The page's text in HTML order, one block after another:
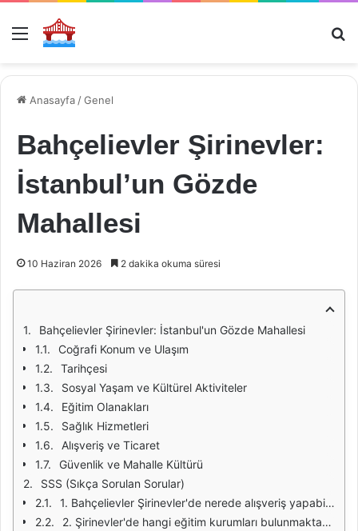
Menü
Anasayfa /Genel
Bahçelievler Şirinevler:
İstanbul’un Gözde
Mahallesi
10 Haziran 2026 2 dakika okuma süresi
Bahçelievler Şirinevler: İstanbul'un Gözde Mahallesi
Coğrafi Konum ve Ulaşım
Tarihçesi
Sosyal Yaşam ve Kültürel Aktiviteler
Eğitim Olanakları
Sağlık Hizmetleri
Alışveriş ve Ticaret
Güvenlik ve Mahalle Kültürü
SSS (Sıkça Sorulan Sorular)
1. Bahçelievler Şirinevler'de nerede alışveriş yapabilirim?
2. Şirinevler'de hangi eğitim kurumları bulunmaktadır?